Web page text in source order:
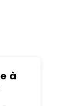
à